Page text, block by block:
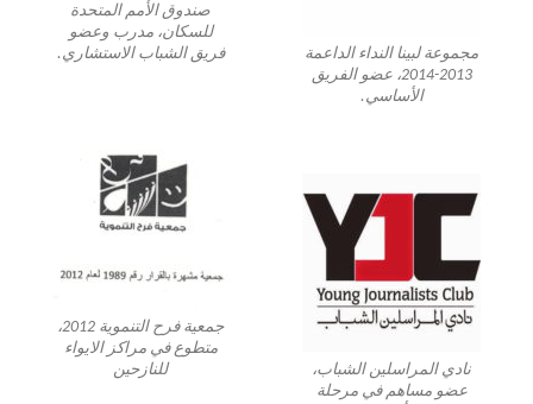
صندوق الأمم المتحدة
للسكان، مدرب وعضو
فريق الشباب الاستشاري.
مجموعة لبينا النداء الداعمة
2013-2014، عضو الفريق
الأساسي.
جمعية فرح التنموية 2012،
متطوع في مراكز الايواء
للنازحين
نادي المراسلين الشباب،
عضو مساهم في مرحلة